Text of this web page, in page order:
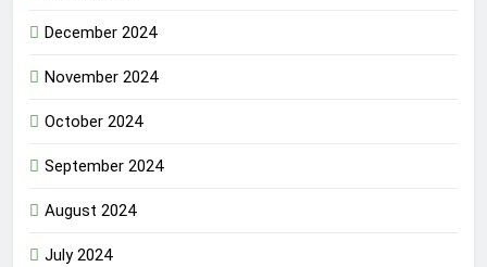
December 2024
November 2024
October 2024
September 2024
August 2024
July 2024